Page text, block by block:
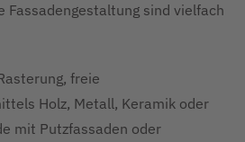
Fassadengestaltung sind vielfach
freie
Holz, Metall, Keramik oder
mit Putzfassaden oder